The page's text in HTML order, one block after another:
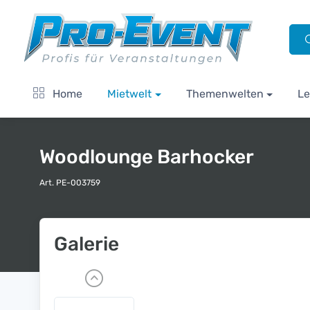
Home Mietwelt Themenwelten
Woodlounge Barhocker
Art. PE-003759
Galerie
P
r